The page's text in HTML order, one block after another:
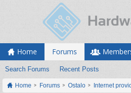
Home Forums
Search Forums Recent Posts
Home Forums Ostalo Internet